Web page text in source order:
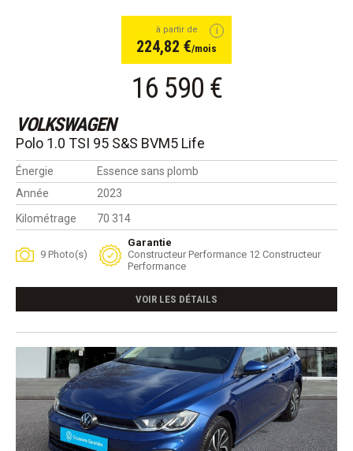
VOLKSWAGEN
Polo 1.0 TSI 95 S&S BVM5 Life
Énergie
Essence sans plomb
Année
2023
Kilométrage
70 314
9 Photo(s)
Garantie
Constructeur Performance 12 Constructeur
Performance
à partir de
224,82 €/mois
16 590 €
VOIR LES DÉTAILS